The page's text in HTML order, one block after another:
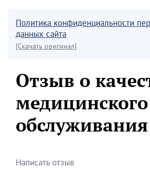
Политика конфиденциальности
данных сайта
[Скачать оригинал]
Отзыв о
медицинского
обслуживания
Написать отзыв